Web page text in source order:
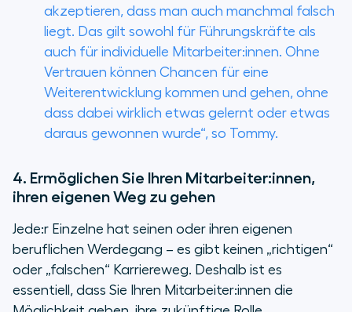
akzeptieren, dass man auch manchmal falsch
liegt. Das gilt sowohl für Führungskräfte als
auch für individuelle Mitarbeiter:innen. Ohne
Vertrauen können Chancen für eine
Weiterentwicklung kommen und gehen, ohne
dass dabei wirklich etwas gelernt oder etwas
daraus gewonnen wurde“, so Tommy.
4. Ermöglichen Sie Ihren Mitarbeiter:innen,
ihren eigenen Weg zu gehen
Jede:r Einzelne hat seinen oder ihren eigenen
beruflichen Werdegang – es gibt keinen „richtigen“
oder „falschen“ Karriereweg. Deshalb ist es
essentiell, dass Sie Ihren Mitarbeiter:innen die